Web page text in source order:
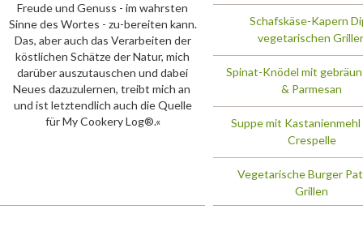
Freude und Genuss - im wahrsten
Sinne des Wortes - zu-bereiten kann.
Das, aber auch das Verarbeiten der
köstlichen Schätze der Natur, mich
darüber auszutauschen und dabei
Neues dazuzulernen, treibt mich an 
und ist letztendlich auch die Quelle
für My Cookery Log®.«
Schafskäse-Kapern
vegetarischen
Spinat-Knödel mit
& Parmesan
Suppe mit
Crespelle
Vegetarische Burger
Grillen